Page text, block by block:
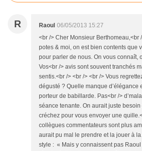
R Raoul 06/05/2013 15:27
<br /> Cher Monsieur Berthomeau,<br
potes & moi, on est bien contents que
pour parler de nous. On vous connaît,
Vos<br /> avis sont souvent tranchés
sentis.<br /> <br /> <br /> Vous
dégusté ? Quelle manque d’élégance
porteur de babillarde. Pas<br />
séance tenante. On aurait juste
créchez pour vous envoyer une
collègues commentateurs sont plus
aurait pu mal le prendre et la jouer à
style : « Mais y connaissent pas Raoul